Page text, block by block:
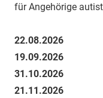
für Angehörige
22.08.2026
19.09.2026
31.10.2026
21.11.2026